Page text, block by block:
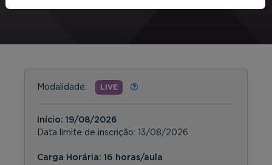
Modalidade: LIVE
Início: 19/08/2026
Data limite de inscrição: 13/08/2026
Carga Horária: 16 horas/aula